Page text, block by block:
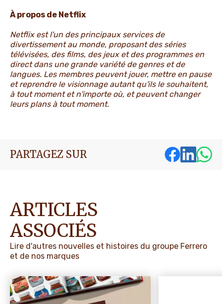
À propos de Netflix
Netflix est l'un des principaux services de
divertissement au monde, proposant des séries
télévisées, des films, des jeux et des programmes en
direct dans une grande variété de genres et de
langues. Les membres peuvent jouer, mettre en pause
et reprendre le visionnage autant qu'ils le souhaitent,
à tout moment et n'importe où, et peuvent changer
leurs plans à tout moment.
PARTAGEZ SUR
ARTICLES
ASSOCIÉS
Lire d'autres nouvelles et histoires du groupe Ferrero
et de nos marques